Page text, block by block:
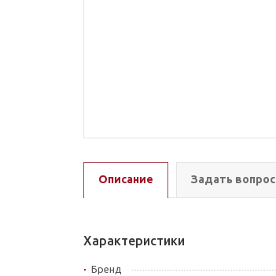
Описание Задать вопрос
Характеристики
Бренд